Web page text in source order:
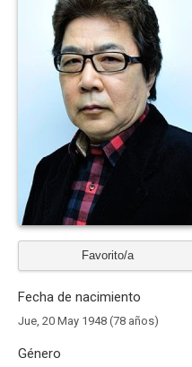
Favorito/a
Fecha de nacimiento
Jue, 20 May 1948 (78 años)
Género